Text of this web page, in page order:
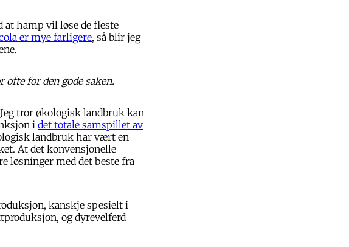
hamp vil løse de fleste
er mye farligere, så blir jeg
ofte for den gode saken.
tror økologisk landbruk kan
i det totale samspillet av
landbruk har vært en
At det konvensjonelle
løsninger med det beste fra
kanskje spesielt i
og dyrevelferd